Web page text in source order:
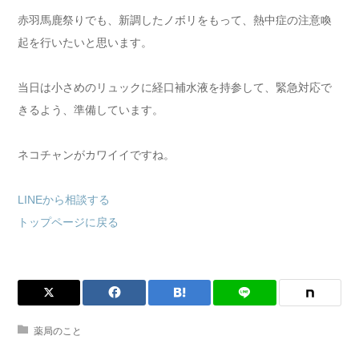
赤羽馬鹿祭りでも、新調したノボリをもって、熱中症の注意喚
起を行いたいと思います。
当日は小さめのリュックに経口補水液を持参して、緊急対応で
きるよう、準備しています。
ネコチャンがカワイイですね。
LINEから相談する
トップページに戻る
薬局のこと